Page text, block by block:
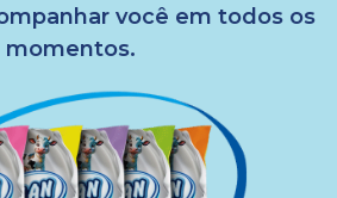
você em todos os
momentos.